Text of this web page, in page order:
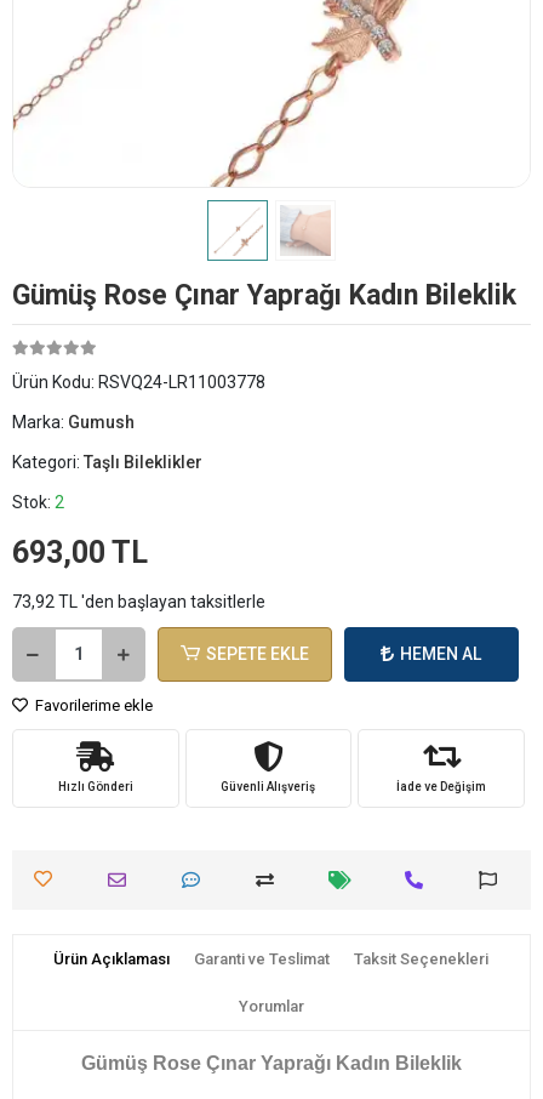
Gümüş Rose Çınar Yaprağı Kadın Bileklik
Ürün Kodu: RSVQ24-LR11003778
Marka: Gumush
Kategori: Taşlı Bileklikler
Stok: 2
693,00 TL
73,92 TL 'den başlayan taksitlerle
SEPETE EKLE HEMEN AL
Favorilerime ekle
Hızlı Gönderi Güvenli Alışveriş İade ve Değişim
Ürün Açıklaması Garanti ve Teslimat Taksit Seçenekleri
Yorumlar
Gümüş Rose Çınar Yaprağı Kadın Bileklik